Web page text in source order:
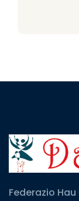
Federazio